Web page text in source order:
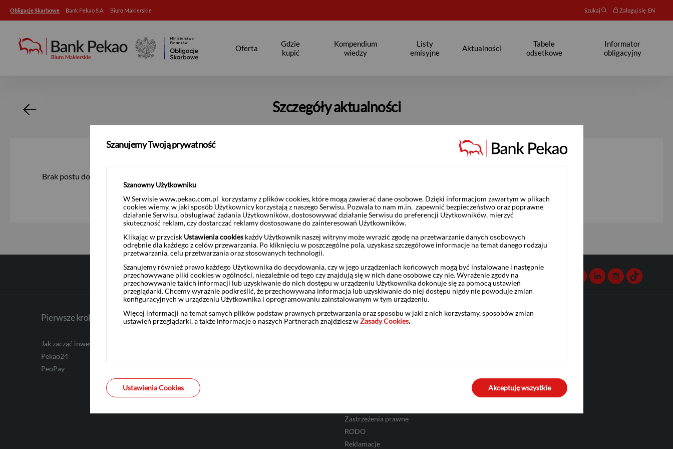
Obligacje Skarbowe Bank Pekao S.A. Biuro Maklerskie Szukaj Zaloguj się EN
Oferta
Gdzie
kupić
Kompendium
wiedzy
Listy
emisyjne
Aktualności
Tabele
odsetkowe
Informator
obligacyjny
Szczegóły aktualności Szczegóły aktualności
Brak postu do wyświetlenia
Archiwum Gdzie kupić Napisz do nas FacebookTwitterYoutubeLinkedinInstagram
TikTok
Pierwsze kroki
Jak zacząć inwestować
Pekao24
PeoPay
Informacje o BM Pekao Informacje prawne
Zastrzeżenia prawne
RODO
Reklamacje
Przydatne linki
Szanujemy Twoją prywatność
Szanowny Użytkowniku
W Serwisie www.pekao.com.pl korzystamy z plików cookies, które mogą zawierać dane osobowe. Dzięki informacjom zawartym w plikach
cookies wiemy, w jaki sposób Użytkownicy korzystają z naszego Serwisu. Pozwala to nam m.in. zapewnić bezpieczeństwo oraz poprawne
działanie Serwisu, obsługiwać żądania Użytkowników, dostosowywać działanie Serwisu do preferencji Użytkowników, mierzyć
skuteczność reklam, czy dostarczać reklamy dostosowane do zainteresowań Użytkowników.
Klikając w przycisk Ustawienia cookies każdy Użytkownik naszej witryny może wyrazić zgodę na przetwarzanie danych osobowych
odrębnie dla każdego z celów przewarzania. Po kliknięciu w poszczególne pola, uzyskasz szczegółowe informacje na temat danego rodzaju
przetwarzania, celu przetwarzania oraz stosowanych technologii.
Szanujemy również prawo każdego Użytkownika do decydowania, czy w jego urządzeniach końcowych mogą być instalowane i następnie
przechowywane pliki cookies w ogólności, niezależnie od tego czy znajdują się w nich dane osobowe czy nie. Wyrażenie zgody na
przechowywanie takich informacji lub uzyskiwanie do nich dostępu w urządzeniu Użytkownika dokonuje się za pomocą ustawień
przeglądarki. Chcemy wyraźnie podkreślić, że przechowywana informacja lub uzyskiwanie do niej dostępu nigdy nie powoduje zmian
konfiguracyjnych w urządzeniu Użytkownika i oprogramowaniu zainstalowanym w tym urządzeniu.
Więcej informacji na temat samych plików podstaw prawnych przetwarzania oraz sposobu w jaki z nich korzystamy, sposobów zmian
ustawień przeglądarki, a także informacje o naszych Partnerach znajdziesz wZasady Cookies.
Ustawienia Cookies Akceptuję wszystkie